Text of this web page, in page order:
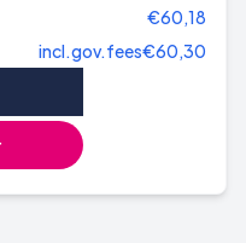
€60,18
incl.gov.fees€60,30